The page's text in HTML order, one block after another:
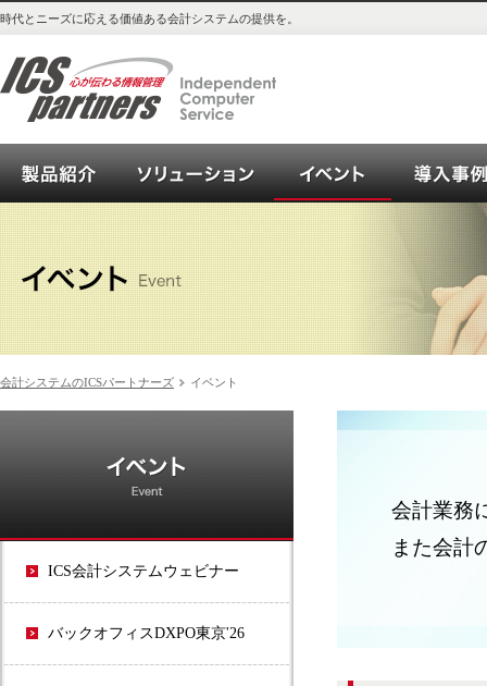
時代とニーズに応える価値ある会計システムの提供を。
会計システム_OPEN21シリーズご紹介
ソリューション イベント
会計システムのICSパートナーズ イベント
ICS会計システムウェビナー
バックオフィスDXPO東京'26
会計業務
また会計